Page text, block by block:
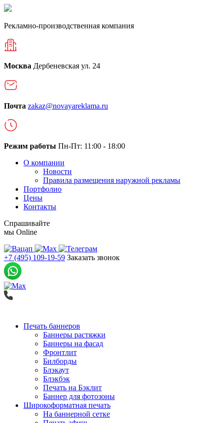
Рекламно-производственная компания
Москва Дербеневская ул. 24
Почта zakaz@novayareklama.ru
Режим работы Пн-Пт: 11:00 - 18:00
О компании
Новости
Правила размещения наружной рекламы
Портфолио
Цены
Контакты
Спрашивайте
мы Online
+7 (495) 109-19-59 Заказать звонок
Печать баннеров
Баннеры растяжки
Баннеры на фасад
Фронтлит
Билборды
Блэкаут
Блэкбэк
Печать на Бэклит
Баннер для фотозоны
Широкоформатная печать
На баннерной сетке